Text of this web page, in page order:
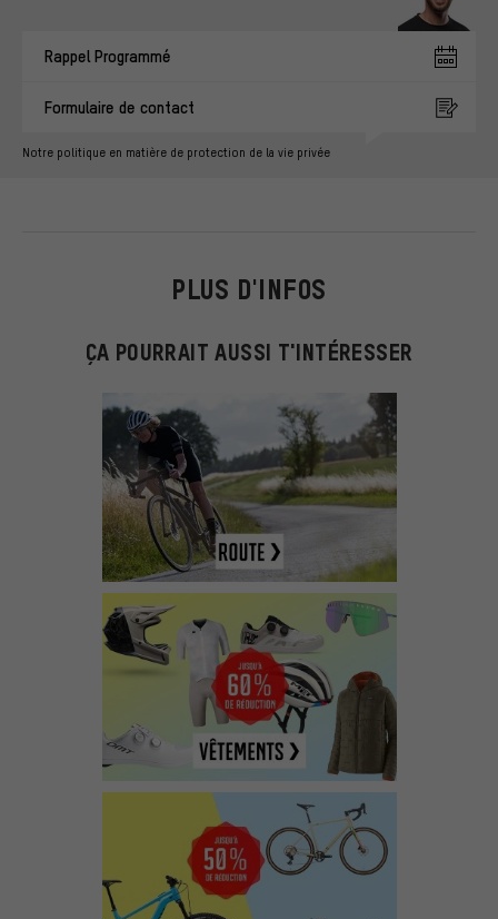
Rappel Programmé
Formulaire de contact
Notre politique en matière de protection de la vie privée
PLUS D'INFOS
ÇA POURRAIT AUSSI T'INTÉRESSER